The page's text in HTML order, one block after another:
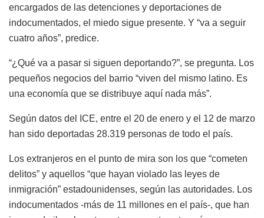
encargados de las detenciones y deportaciones de
indocumentados, el miedo sigue presente. Y “va a seguir
cuatro años”, predice.
“¿Qué va a pasar si siguen deportando?”, se pregunta. Los
pequeños negocios del barrio “viven del mismo latino. Es
una economía que se distribuye aquí nada más”.
Según datos del ICE, entre el 20 de enero y el 12 de marzo
han sido deportadas 28.319 personas de todo el país.
Los extranjeros en el punto de mira son los que “cometen
delitos” y aquellos “que hayan violado las leyes de
inmigración” estadounidenses, según las autoridades. Los
indocumentados -más de 11 millones en el país-, que han